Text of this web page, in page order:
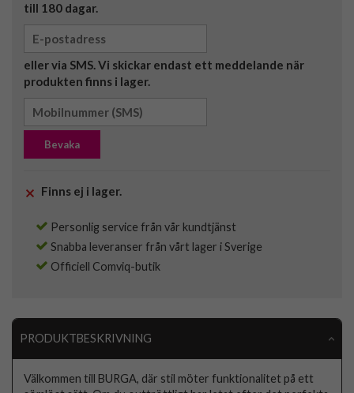
till 180 dagar.
eller via SMS. Vi skickar endast ett meddelande när
produkten finns i lager.
Bevaka
Finns ej i lager.
Personlig service från vår kundtjänst
Snabba leveranser från vårt lager i Sverige
Officiell Comviq-butik
PRODUKTBESKRIVNING
Välkommen till BURGA, där stil möter funktionalitet på ett